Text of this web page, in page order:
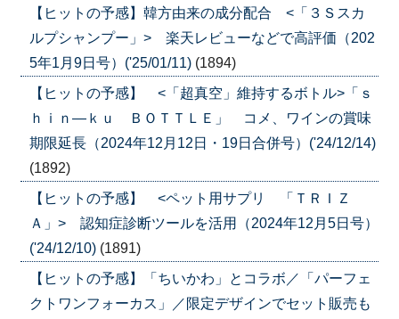
【ヒットの予感】韓方由来の成分配合 <「３Ｓスカ
ルプシャンプー」> 楽天レビューなどで高評価（202
5年1月9日号）('25/01/11) (1894)
【ヒットの予感】 <「超真空」維持するボトル>「ｓ
ｈｉｎ―ｋｕ ＢＯＴＴＬＥ」 コメ、ワインの賞味
期限延長（2024年12月12日・19日合併号）('24/12/14)
(1892)
【ヒットの予感】 <ペット用サプリ 「ＴＲＩＺ
Ａ」> 認知症診断ツールを活用（2024年12月5日号）
('24/12/10) (1891)
【ヒットの予感】「ちいかわ」とコラボ／「パーフェ
クトワンフォーカス」／限定デザインでセット販売も